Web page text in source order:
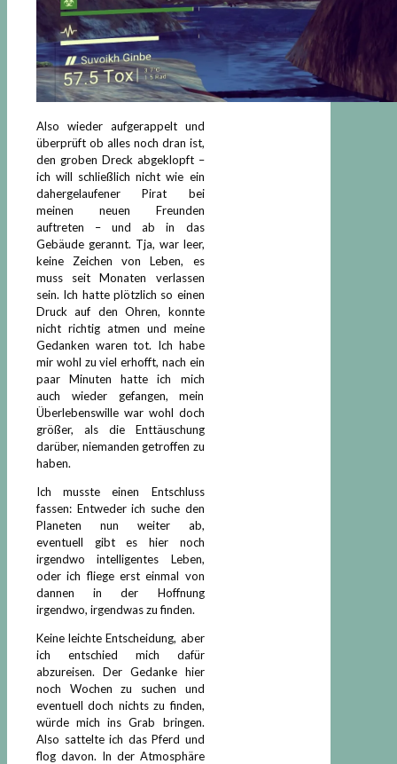
Also wieder aufgerappelt und
überprüft ob alles noch dran ist,
den groben Dreck abgeklopft –
ich will schließlich nicht wie ein
dahergelaufener Pirat bei
meinen neuen Freunden
auftreten – und ab in das
Gebäude gerannt. Tja, war leer,
keine Zeichen von Leben, es
muss seit Monaten verlassen
sein. Ich hatte plötzlich so einen
Druck auf den Ohren, konnte
nicht richtig atmen und meine
Gedanken waren tot. Ich habe
mir wohl zu viel erhofft, nach ein
paar Minuten hatte ich mich
auch wieder gefangen, mein
Überlebenswille war wohl doch
größer, als die Enttäuschung
darüber, niemanden getroffen zu
haben.
Ich musste einen Entschluss
fassen: Entweder ich suche den
Planeten nun weiter ab,
eventuell gibt es hier noch
irgendwo intelligentes Leben,
oder ich fliege erst einmal von
dannen in der Hoffnung
irgendwo, irgendwas zu finden.
Keine leichte Entscheidung, aber
ich entschied mich dafür
abzureisen. Der Gedanke hier
noch Wochen zu suchen und
eventuell doch nichts zu finden,
würde mich ins Grab bringen.
Also sattelte ich das Pferd und
flog davon. In der Atmosphäre